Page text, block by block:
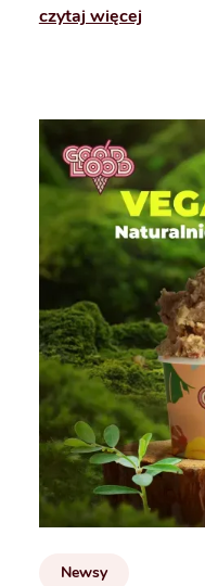
czytaj więcej
Newsy